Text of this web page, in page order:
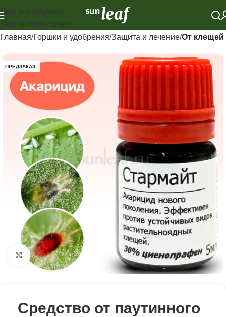
Skip to navigation
Skip to main content
Главная Горшки и удобрения Защита и лечение От клещей
ПРЕДЗАКАЗ
Click to enlarge
Средство от паутинного